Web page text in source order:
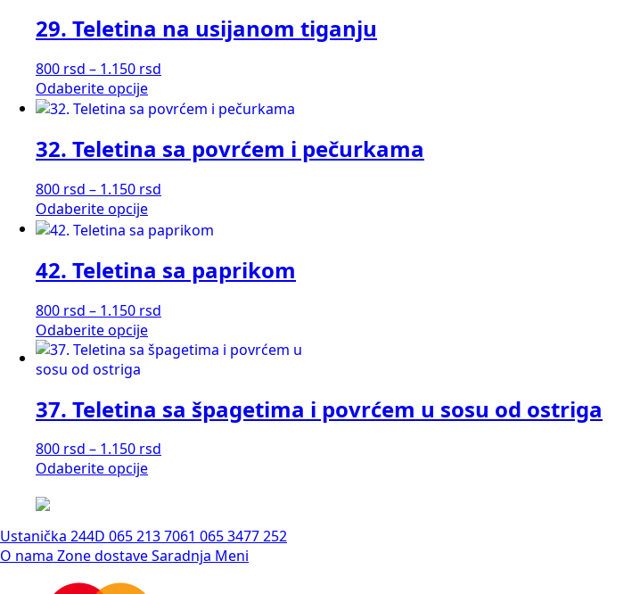
29. Teletina na usijanom tiganju
800 rsd – 1.150 rsd
od
do
1.150 rsd
Odaberite opcijeOvaj
proizvod
više
varijanti.
Opcije
mogu
biti
izabrane
na
stranici
proizvoda.
32. Teletina sa povrćem i pečurkama
800 rsd – 1.150 rsd
od
do
1.150 rsd
Odaberite opcijeOvaj
proizvod
više
varijanti.
Opcije
mogu
biti
izabrane
stranici
proizvoda.
42. Teletina sa paprikom
800 rsd – 1.150 rsd
od
1.150 rsd
Odaberite opcijeOvaj
proizvod
varijanti.
Opcije
mogu
biti
proizvoda.
37. Teletina sa špagetima i povrćem u sosu od ostriga
800 rsd – 1.150 rsd
do
1.150 rsd
Odaberite opcijeOvaj
više
varijanti.
Opcije
Ustanička 244D 065 213 7061 065 3477 252
O nama Zone dostaveSaradnja Meni